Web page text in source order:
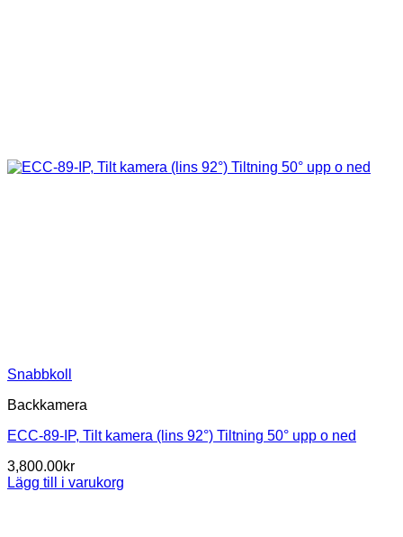
Snabbkoll
Backkamera
ECC-89-IP, Tilt kamera (lins 92°) Tiltning 50° upp o ned
3,800.00kr
Lägg till i varukorg